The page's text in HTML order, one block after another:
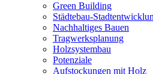
Green Building
Städtebau-
Nachhaltiges Bauen
Tragwerksplanung
Holzsystembau
Potenziale
Aufstockungen mit Holz